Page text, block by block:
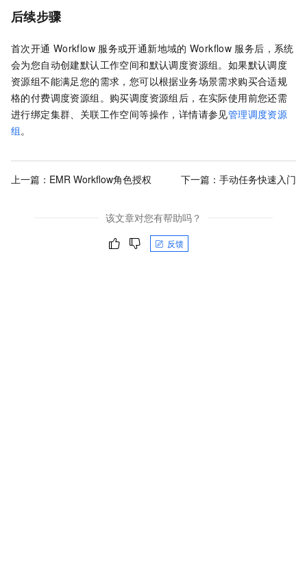
后续步骤
首次开通 Workflow 服务或开通新地域的 Workflow 服务后，系统
会为您自动创建默认工作空间和默认调度资源组。如果默认调度
资源组不能满足您的需求，您可以根据业务场景需求购买合适规
格的付费调度资源组。购买调度资源组后，在实际使用前您还需
进行绑定集群、关联工作空间等操作，详情请参见管理调度资源
组。
上一篇： EMR Workflow角色授权 下一篇： 手动任务快速入门
该文章对您有帮助吗？
反馈